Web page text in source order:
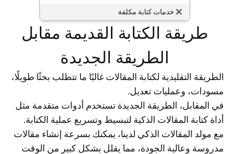
طريقة الكتابة القديمة مقابل
الطريقة الجديدة
الطريقة التقليدية لكتابة المقالات غالبًا ما تتطلب بحثًا طويلًا،
مسودات، وعمليات تعديل.
في المقابل، الطريقة الجديدة تستخدم أدوات متقدمة مثل
أداة كتابة المقالات الذكية لتبسيط وتسريع عملية الكتابة.
مع مولد المقالات الذكي لدينا، يمكنك بسرعة إنشاء مقالات
مدروسة وعالية الجودة، مما يقلل بشكل كبير من الوقت
خدمات كتابة مكلفة